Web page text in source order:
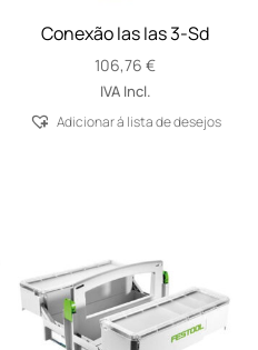
Conexão Ias Ias 3-Sd
106,76€
IVA Incl.
Adicionar á lista de desejos